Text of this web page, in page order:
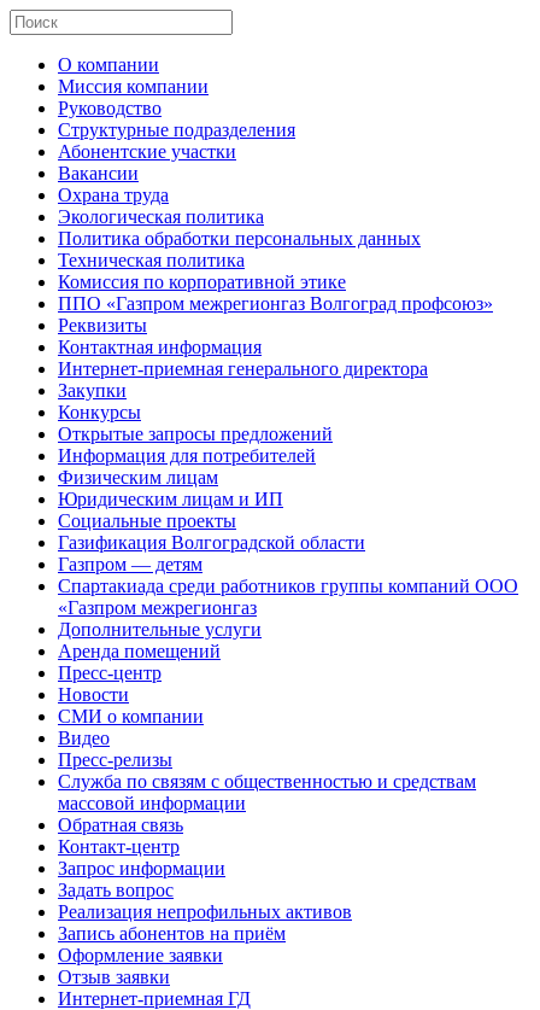
О компании
Миссия компании
Руководство
Структурные подразделения
Абонентские участки
Вакансии
Охрана труда
Экологическая политика
Политика обработки персональных данных
Техническая политика
Комиссия по корпоративной этике
ППО «Газпром межрегионгаз Волгоград профсоюз»
Реквизиты
Контактная информация
Интернет-приемная генерального директора
Закупки
Конкурсы
Открытые запросы предложений
Информация для потребителей
Физическим лицам
Юридическим лицам и ИП
Социальные проекты
Газификация Волгоградской области
Газпром — детям
Спартакиада среди работников группы компаний ООО
«Газпром межрегионгаз
Дополнительные услуги
Аренда помещений
Пресс-центр
Новости
СМИ о компании
Видео
Пресс-релизы
Служба по связям с общественностью и средствам
массовой информации
Обратная связь
Контакт-центр
Запрос информации
Задать вопрос
Реализация непрофильных активов
Запись абонентов на приём
Оформление заявки
Отзыв заявки
Интернет-приемная ГД